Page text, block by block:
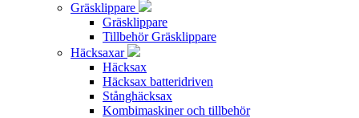
Gräsklippare
Gräsklippare
Tillbehör Gräsklippare
Häcksaxar
Häcksax
Häcksax batteridriven
Stånghäcksax
Kombimaskiner och tillbehör